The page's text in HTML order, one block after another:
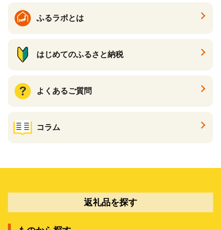
ふるラボとは
はじめてのふるさと納税
よくあるご質問
コラム
返礼品を探す